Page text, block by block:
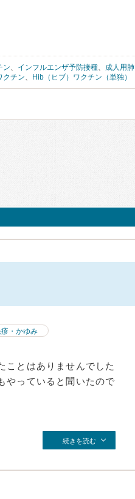
ン、 インフルエンザ予防接種、 成人用肺
クチン、 Hib（ヒブ）ワクチン（単独）
・かゆみ
ことはありませんでした
やっていると聞いたので
続きを読む